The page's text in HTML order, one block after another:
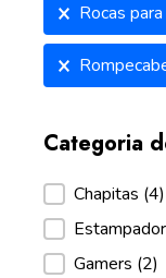
Rocas
Categoria
Categoria
Chapitas (4)
Gamers (2)